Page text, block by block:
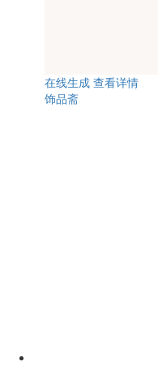
在线生成 查看详情
饰品斋